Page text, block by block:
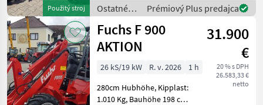
Použitý stroj
Hydraulische
Werkzeugverriegelung -ZF
Planetenachse
Ostatné
poľnohospodárske
silové
stroje /
Fuchs
Prémiový Plus predajca
Fuchs F 900
AKTION
31.900
€
20 % s DPH
26.583,33 €
netto
26 kS/19 kW R. v. 2026
1 h
280cm Hubhöhe, Kipplast:
1.010 Kg, Bauhöhe 198 cm